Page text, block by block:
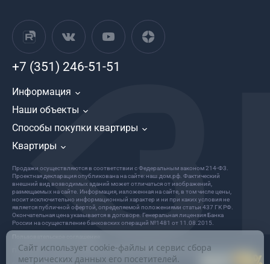
Продажи осуществляются в соответствии с Федеральным законом 214-Ф3.
Проектная декларация опубликована на сайте: наш.дом.рф. Фактический
внешний вид возводимых зданий может отличаться от изображений,
размещаемых на сайте. Информация, изложенная на сайте, в том числе цены,
носит исключительно информационный характер и ни при каких условия не
является публичной офертой, определяемой положениями статьи 437 ГК РФ.
Окончательная цена указывается в договоре. Генеральная лицензия Банка
России на осуществление банковских операций №1481 от 11.08.2015.
Политика в отношении обработки и защиты персональных данных
Информация
Наши объекты
Способы покупки квартиры
Квартиры
+7 (351) 246-51-51
Сайт использует cookie-файлы и сервис сбора
метрических данных его посетителей.